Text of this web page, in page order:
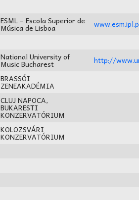
ESML – Escola Superior de
Música de Lisboa
National University of
Music Bucharest
http://
BRASSÓI
ZENEAKADÉMIA
CLUJ NAPOCA,
BUKARESTI
KONZERVATÓRIUM
KOLOZSVÁRI
KONZERVATÓRIUM